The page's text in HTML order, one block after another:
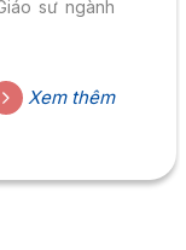
sư ngành
Xem thêm